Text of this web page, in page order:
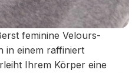
feminine Velours-
in einem raffiniert
Ihrem Körper eine